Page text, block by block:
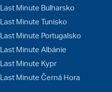
Last Minute Bulharsko
Last Minute Tunisko
Last Minute Portugalsko
Last Minute Albánie
Last Minute Kypr
Last Minute Černá Hora